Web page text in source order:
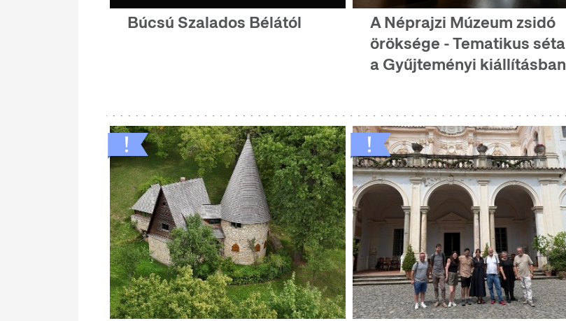
Búcsú Szalados Bélától
A Néprajzi Múzeum zsidó
öröksége - Tematikus séta
a Gyűjteményi kiállításban